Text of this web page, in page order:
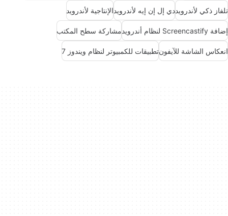
تلفاز ذكي لأندرويددي إل إن إيه لأندرويدالإنتاجية لأندرويد
إضافة Screencastify لنظام أندرويد مشاركة سطح المكتب
انعكاس الشاشة للآيفونتطبيقات للكمبيوتر لنظام ويندوز 7